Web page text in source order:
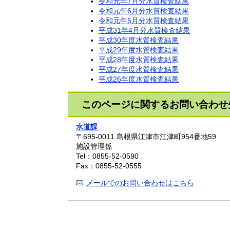
令和元年6月分水質検査結果
令和元年5月分水質検査結果
平成31年4月分水質検査結果
平成30年度水質検査結果
平成29年度水質検査結果
平成28年度水質検査結果
平成27年度水質検査結果
平成26年度水質検査結果
このページに関するお問い合わせ
水道課
〒695-0011 島根県江津市江津町954番地59
施設管理係
Tel：0855-52-0590
Fax：0855-52-0555
メールでのお問い合わせはこちら